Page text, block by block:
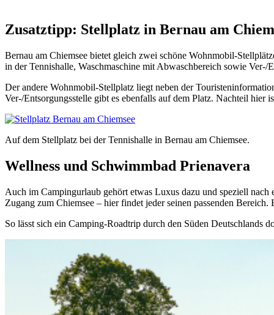
Zusatztipp: Stellplatz in Bernau am
Bernau am Chiemsee bietet gleich zwei schöne Wohnmobil-
in der Tennishalle, Waschmaschine mit Abwaschbereich sowie Ver-/
Der andere Wohnmobil-Stellplatz liegt neben der
Ver-/Entsorgungsstelle gibt es ebenfalls auf dem Platz. Nachteil hier
Auf dem Stellplatz bei der Tennishalle in Bernau am Chiemsee.
Wellness und Schwimmbad Prienavera
Auch im Campingurlaub gehört etwas Luxus dazu und speziell nach
Zugang zum Chiemsee – hier findet jeder seinen passenden Bereich.
So lässt sich ein Camping-Roadtrip durch den Süden Deutschlands